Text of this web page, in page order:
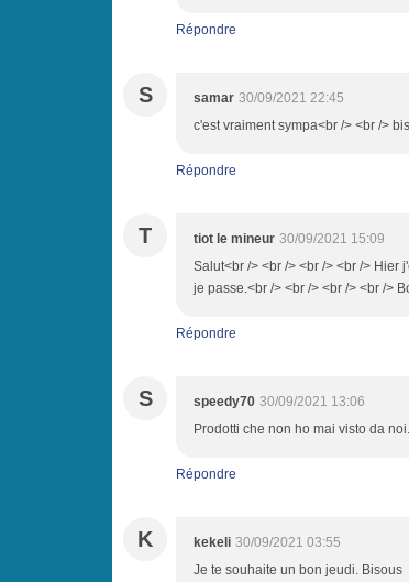
Répondre
S samar 30/09/2021 22:45
c'est vraiment sympa<br /> <br />
Répondre
T tiot le mineur 30/09/2021 15:09
Salut<br /> <br /> <br /> <br /> Hier
je passe.<br /> <br /> <br /> <br />
Répondre
S speedy70 30/09/2021 13:06
Prodotti che non ho mai visto da
Répondre
K kekeli 30/09/2021 03:55
Je te souhaite un bon jeudi. Bisous